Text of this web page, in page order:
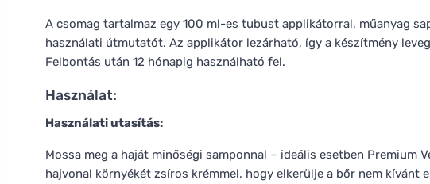
A csomag tartalmaz egy 100 ml-es tubust applikátorral, műanyag
használati útmutatót. Az applikátor lezárható, így a készítmény
Felbontás után 12 hónapig használható fel.
Használat:
Használati utasítás:
Mossa meg a haját minőségi samponnal – ideális esetben Premium
hajvonal környékét zsíros krémmel, hogy elkerülje a bőr nem kívánt